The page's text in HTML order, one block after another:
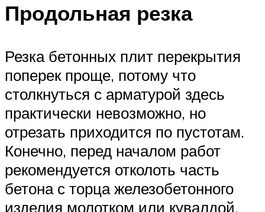
Продольная резка
Резка бетонных плит перекрытия
поперек проще, потому что
столкнуться с арматурой здесь
практически невозможно, но
отрезать приходится по пустотам.
Конечно, перед началом работ
рекомендуется отколоть часть
бетона с торца железобетонного
изделия молотком или кувалдой,